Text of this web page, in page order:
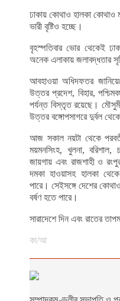
ঢাকায় কোথাও হালকা কোথাও
ভারী বৃষ্টিও হচ্ছে।
বৃহস্পতিবার ভোর থেকেই
অনেক এলাকায় জলাবদ্ধতার
আবহাওয়া অধিদফতর
উত্তর প্রদেশ, বিহার,
পর্যন্ত বিস্তৃত রয়েছে।
উত্তর বঙ্গোপসাগরে দুর্বল
আজ সকাল নয়টা থেকে
ময়মনসিংহ, খুলনা, বরিশাল,
জায়গায় এবং রাজশাহী ও
দমকা হাওয়াসহ হালকা থেকে
পারে। সেইসঙ্গে দেশের
বর্ষণ হতে পারে।
সারাদেশে দিন এবং রাতের
কা/আ